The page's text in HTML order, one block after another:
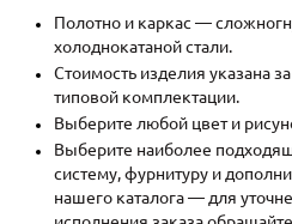
+7 (495)
ЗАПРОСИТЬ
Каталог
Полотно и каркас —
холоднокатаной стали.
Стоимость изделия указана
типовой комплектации.
Выберите любой цвет и
Выберите наиболее
систему, фурнитуру и
нашего каталога — для